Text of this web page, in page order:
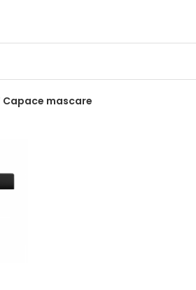
Capace mascare